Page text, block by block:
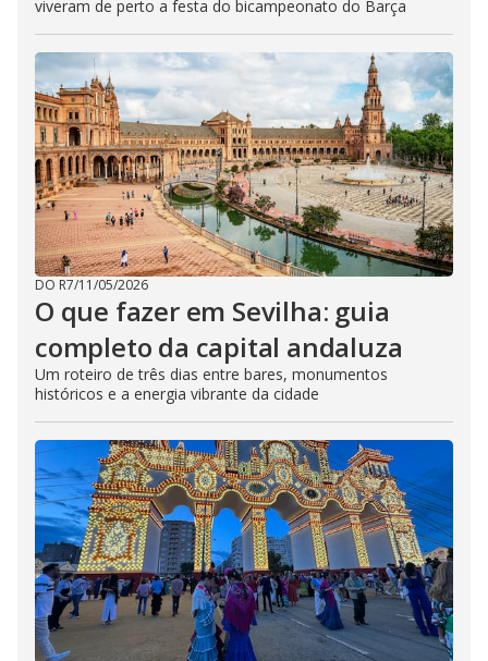
viveram de perto a festa do bicampeonato do Barça
DO R7/11/05/2026
O que fazer em Sevilha: guia
completo da capital andaluza
Um roteiro de três dias entre bares, monumentos
históricos e a energia vibrante da cidade